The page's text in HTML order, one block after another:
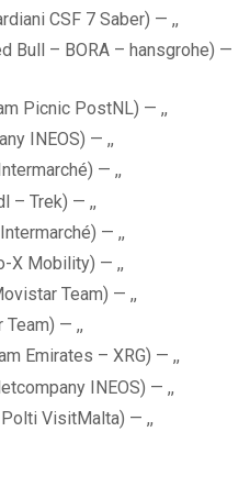
CSF 7 Saber) — ,,
Bull – BORA – hansgrohe) —
Picnic PostNL) — ,,
INEOS) — ,,
— ,,
– Trek) — ,,
— ,,
X Mobility) — ,,
Team) — ,,
Team) — ,,
Emirates – XRG) — ,,
INEOS) — ,,
VisitMalta) — ,,